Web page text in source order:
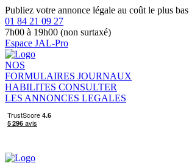
Publiez votre annonce légale au coût le plus bas
01 84 21 09 27
7h00 à 19h00 (non surtaxé)
Espace JAL-Pro
NOS
FORMULAIRES JOURNAUX
HABILITES CONSULTER
LES ANNONCES LEGALES